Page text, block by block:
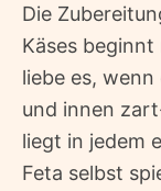
Die
Käses
liebe es,
und innen
liegt in jedem
Feta selbst